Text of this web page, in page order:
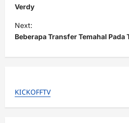
s
t
n
a
g
Verdy
Next:
Beberapa Transfer Temahal Pada
KICKOFFTV